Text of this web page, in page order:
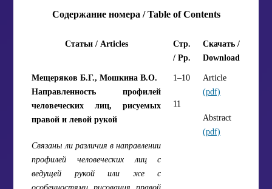
Содержание номера / Table of Contents
Статьи / Articles
Стр.
/ Pp.
Скачать /
Download
Мещеряков Б.Г., Мошкина В.О.
Направленность профилей
человеческих лиц, рисуемых
правой и левой рукой
Связаны ли различия в направлении
профилей человеческих лиц с
ведущей рукой или же с
особенностями рисования правой
1–10
11
Article
(pdf)
Abstract
(pdf)